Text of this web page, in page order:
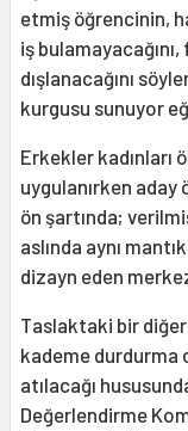
etmiş öğrencinin,
iş
dışlanacağını
kurgusu sunuyor
Erkekler kadınları
uygulanırken aday
ön şartında;
aslında aynı
dizayn eden
Taslaktaki bir diğer
kademe durdurma
atılacağı
Değerlendirme